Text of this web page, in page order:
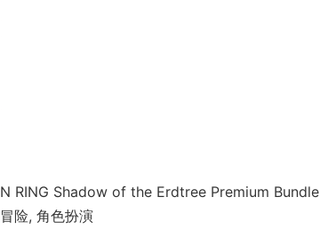
RING Shadow of the Erdtree Premium Bundle
险, 角色扮演